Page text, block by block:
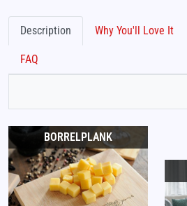
Description Why You'll Love It
FAQ
BORRELPLANK